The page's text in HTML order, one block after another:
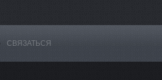
СВЯЗАТЬСЯ